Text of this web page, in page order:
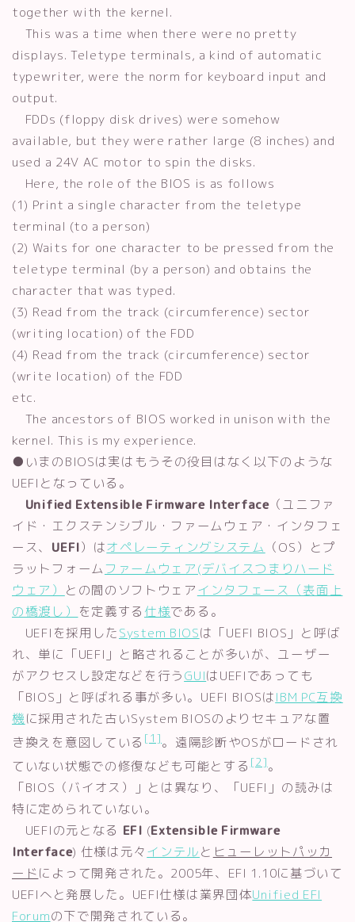
together with the kernel.
This was a time when there were no pretty
displays. Teletype terminals, a kind of automatic
typewriter, were the norm for keyboard input and
output.
FDDs (floppy disk drives) were somehow
available, but they were rather large (8 inches) and
used a 24V AC motor to spin the disks.
Here, the role of the BIOS is as follows
(1) Print a single character from the teletype
terminal (to a person)
(2) Waits for one character to be pressed from the
teletype terminal (by a person) and obtains the
character that was typed.
(3) Read from the track (circumference) sector
(writing location) of the FDD
(4) Read from the track (circumference) sector
(write location) of the FDD
etc.
The ancestors of BIOS worked in unison with the
kernel. This is my experience.
●いまのBIOSは実はもうその役目はなく以下のような
UEFIとなっている。
Unified Extensible Firmware Interface（ユニファ
イド・エクステンシブル・ファームウェア・インタフェ
ース、 UEFI）はオペレーティングシステム （OS）とプ
ラットフォームファームウェア(デバイスつまりハード
ウェア） との間のソフトウェアインタフェース（表面上
の橋渡し） を定義する 仕様である。
UEFIを採用したSystem BIOSは「UEFI BIOS」と呼ば
れ、単に「UEFI」と略されることが多いが、ユーザー
がアクセスし設定などを行うGUIはUEFIであっても
「BIOS」と呼ばれる事が多い。UEFI BIOSはIBM PC互換
機に採用された古いSystem BIOSのよりセキュアな置
き換えを意図している [1]。遠隔診断やOSがロードされ
ていない状態での修復なども可能とする[2]。
「BIOS（バイオス）」とは異なり、「UEFI」の読みは
特に定められていない。
UEFIの元となる EFI (Extensible Firmware
Interface) 仕様は元々インテルと ヒューレットパッカ
ードによって開発された。2005年、EFI 1.10に基づいて
UEFIへと発展した。UEFI仕様は業界団体Unified EFI
Forumの下で開発されている。